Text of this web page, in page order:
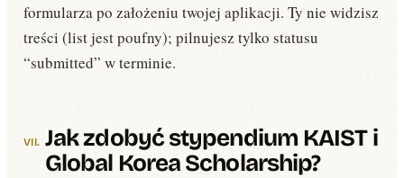
formularza po założeniu twojej aplikacji. Ty nie widzisz
treści (list jest poufny); pilnujesz tylko statusu
“submitted” w terminie.
Jak zdobyć stypendium KAIST i
Global Korea Scholarship?